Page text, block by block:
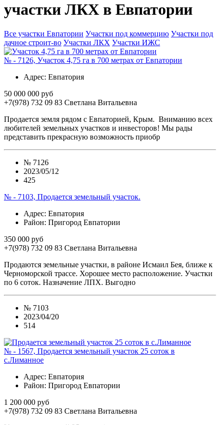
участки ЛКХ в Евпатории
Все участки Евпатории Участки под коммерцию Участки под
дачное строит-во Участки ЛКХ Участки ИЖС
№ - 7126, Участок 4,75 га в 700 метрах от Евпатории
Адрес: Евпатория
50 000 000 руб
+7(978) 732 09 83 Cветлана Витальевна
Продается земля рядом с Евпаторией, Крым. Вниманию всех
любителей земельных участков и инвесторов! Мы рады
представить прекрасную возможность приобр
№ 7126
2023/05/12
425
№ - 7103, Продается земельный участок.
Адрес: Евпатория
Район: Пригород Евпатории
350 000 руб
+7(978) 732 09 83 Cветлана Витальевна
Продаются земельные участки, в районе Исмаил Бея, ближе к
Черноморской трассе. Хорошее место расположение. Участки
по 6 соток. Назначение ЛПХ. Выгодно
№ 7103
2023/04/20
514
№ - 1567, Продается земельный участок 25 соток в
с.Лиманное
Адрес: Евпатория
Район: Пригород Евпатории
1 200 000 руб
+7(978) 732 09 83 Cветлана Витальевна